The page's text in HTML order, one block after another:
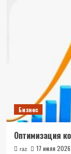
Бизнес
Оптимизация
raz 17 июля 2026